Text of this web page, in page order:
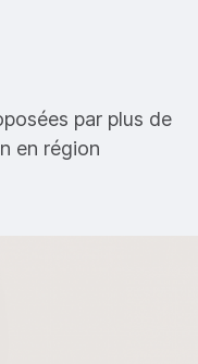
par plus de
en région